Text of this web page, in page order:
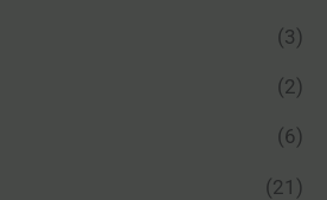
(3)
(2)
(6)
(21)